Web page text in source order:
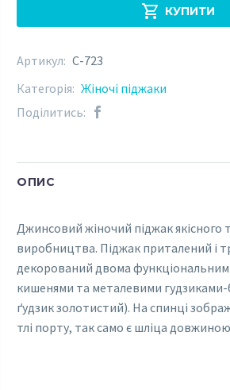
C-
кількість
 КУПИТИ
Артикул: C-723
Категорія: Жіночі піджаки
Поділитись:
ОПИС
Джинсовий жіночий піджак якісного
виробництва. Піджак приталений і
декорований двома
кишенями та металевими
ґудзик золотистий). На спинці
тлі порту, так само є шліца